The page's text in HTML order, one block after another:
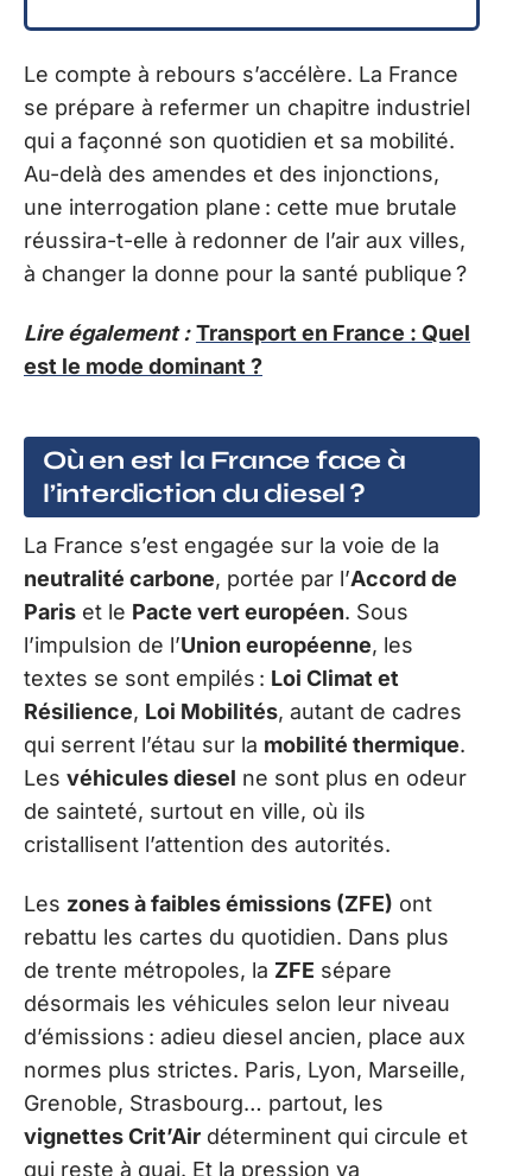
Le compte à rebours s’accélère. La France
se prépare à refermer un chapitre industriel
qui a façonné son quotidien et sa mobilité.
Au-delà des amendes et des injonctions,
une interrogation plane : cette mue brutale
réussira-t-elle à redonner de l’air aux villes,
à changer la donne pour la santé publique ?
Lire également : Transport en France : Quel
est le mode dominant ?
Où en est la France face à
l’interdiction du diesel ?
La France s’est engagée sur la voie de la
neutralité carbone, portée par l’Accord de
Paris et le Pacte vert européen. Sous
l’impulsion de l’Union européenne, les
textes se sont empilés : Loi Climat et
Résilience, Loi Mobilités, autant de cadres
qui serrent l’étau sur la mobilité thermique.
Les véhicules diesel ne sont plus en odeur
de sainteté, surtout en ville, où ils
cristallisent l’attention des autorités.
Les zones à faibles émissions (ZFE) ont
rebattu les cartes du quotidien. Dans plus
de trente métropoles, la ZFE sépare
désormais les véhicules selon leur niveau
d’émissions : adieu diesel ancien, place aux
normes plus strictes. Paris, Lyon, Marseille,
Grenoble, Strasbourg… partout, les
vignettes Crit’Air déterminent qui circule et
qui reste à quai. Et la pression va